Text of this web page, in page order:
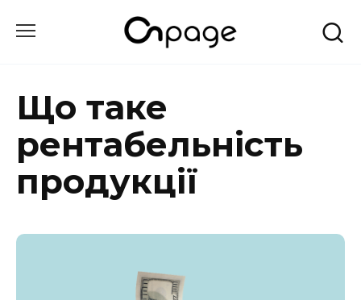
до
Що таке
рентабельність
продукції